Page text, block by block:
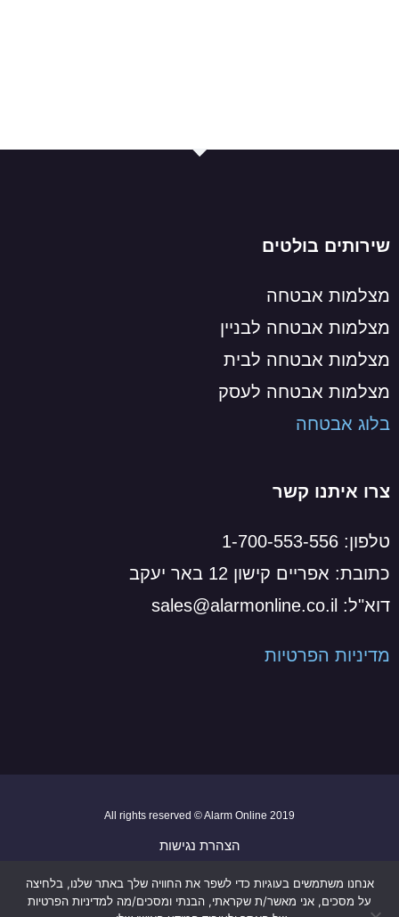
שירותים בולטים
מצלמות אבטחה
מצלמות אבטחה לבניין
מצלמות אבטחה לבית
מצלמות אבטחה לעסק
בלוג אבטחה
צרו איתנו קשר
טלפון: 1-700-553-556
כתובת: אפריים קישון 12 באר יעקב
דוא"ל: sales@alarmonline.co.il
מדיניות הפרטיות
Made by codepress
הצהרת נגישות
מדיניות הפרטיות
2019 All rights reserved © Alarm Online
אנחנו משתמשים בעוגיות כדי לשפר את החוויה שלך באתר שלנו, בלחיצה
על מסכים, אני מאשר/ת שקראתי, הבנתי ומסכים/מה למדיניות הפרטיות